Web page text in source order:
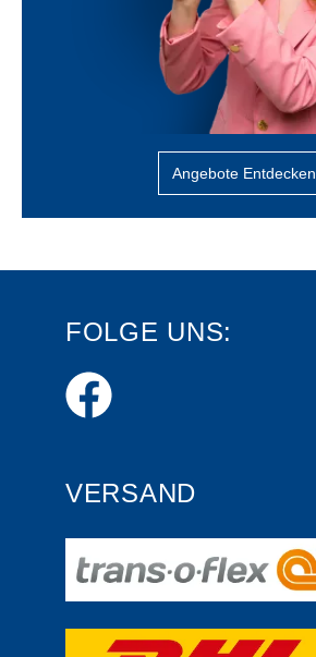
Angebote Entdecken
FOLGE UNS:
VERSAND